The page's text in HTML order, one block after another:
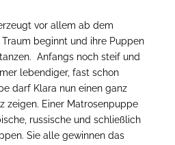
vor allem ab dem
beginnt und ihre Puppen
Anfangs noch steif und
lebendiger, fast schon
darf Klara nun einen ganz
zeigen. Einer Matrosenpuppe
russische und schließlich
Sie alle gewinnen das